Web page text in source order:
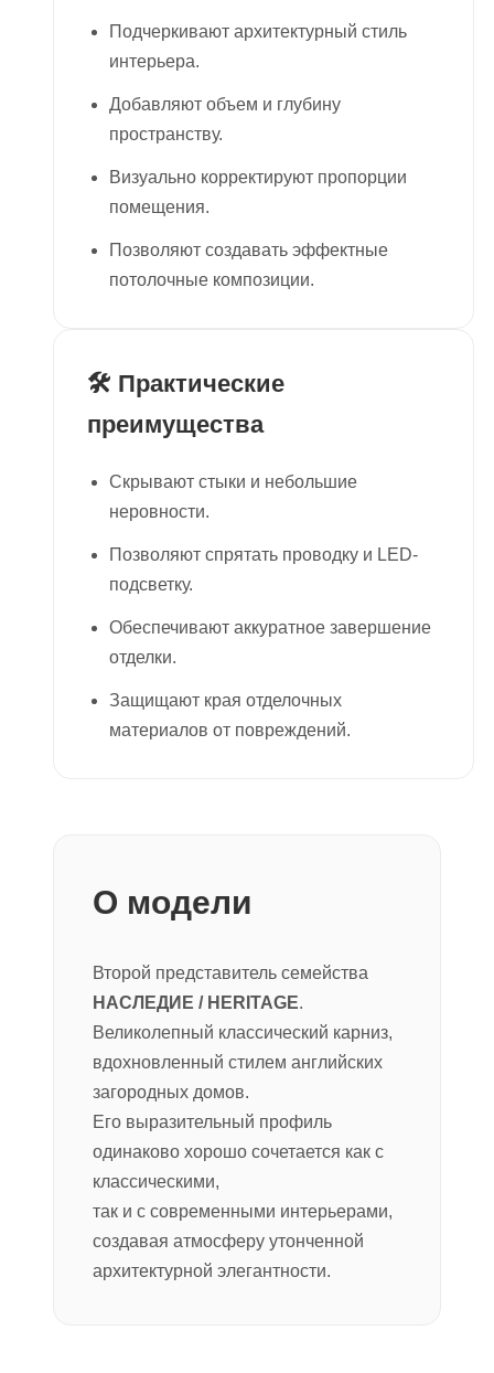
Подчеркивают архитектурный стиль
интерьера.
Добавляют объем и глубину
пространству.
Визуально корректируют пропорции
помещения.
Позволяют создавать эффектные
потолочные композиции.
🛠 Практические
преимущества
Скрывают стыки и небольшие
неровности.
Позволяют спрятать проводку и LED-
подсветку.
Обеспечивают аккуратное завершение
отделки.
Защищают края отделочных
материалов от повреждений.
О модели
Второй представитель семейства
НАСЛЕДИЕ / HERITAGE.
Великолепный классический карниз,
вдохновленный стилем английских
загородных домов.
Его выразительный профиль
одинаково хорошо сочетается как с
классическими,
так и с современными интерьерами,
создавая атмосферу утонченной
архитектурной элегантности.